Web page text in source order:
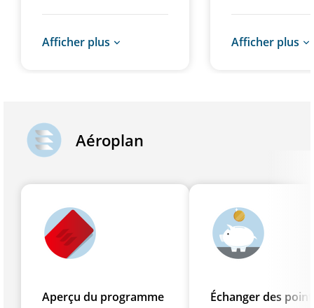
Afficher plus Afficher plus
Aéroplan
Aperçu du programme Échanger des